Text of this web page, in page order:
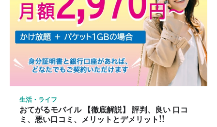
生活・ライフ
おてがるモバイル 【徹底解説】 評判、良い 口コ
ミ、悪い口コミ、メリットとデメリット!!